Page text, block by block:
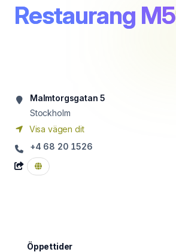
Restaurang M5
Malmtorgsgatan 5
Stockholm
Visa vägen dit
+4 68 20 1526
Öppettider